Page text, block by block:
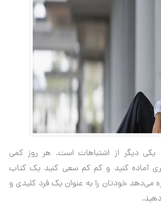
یکی دیگر از اشتباهات است. هر روز کمی
آماده کنید و کم کم سعی کنید یک کتاب
می‌دهد خودتان را به عنوان یک فرد کلیدی و